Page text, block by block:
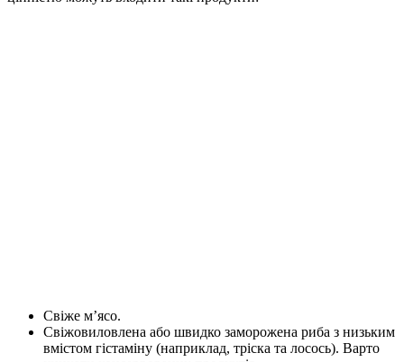
Свіже м’ясо.
Свіжовиловлена або швидко заморожена риба з низьким
вмістом гістаміну (наприклад, тріска та лосось). Варто